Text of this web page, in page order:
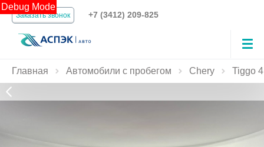
Debug Mode
Заказать звонок +7 (3412) 209-825
Главная Автомобили с пробегом Chery Tiggo 4